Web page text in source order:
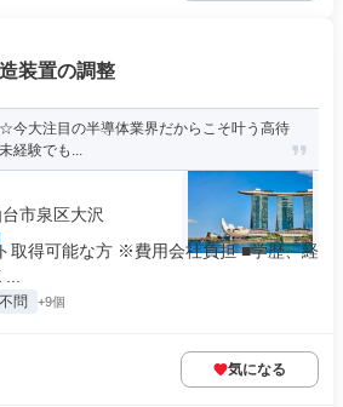
装置の調整
大注目の半導体業界だからこそ叶う高待
経験でも...
市泉区大沢
取得可能な方 ※費用会社負担 ■学歴、経
問 +9個
気になる